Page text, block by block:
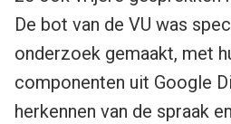
De bot van de VU was
onderzoek gemaakt, met
componenten uit Google
herkennen van de spraak